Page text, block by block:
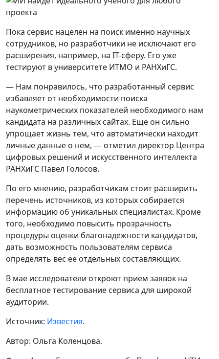
Пока сервис нацелен на поиск именно научных
сотрудников, но разработчики не исключают его
расширения, например, на IT-сферу. Его уже
тестируют в университете ИТМО и РАНХиГС.
— Нам понравилось, что разработанный сервис
избавляет от необходимости поиска
наукометрических показателей необходимого нам
кандидата на различных сайтах. Еще он сильно
упрощает жизнь тем, что автоматически находит
личные данные о нем, — отметил директор Центра
цифровых решений и искусственного интеллекта
РАНХиГС Павел Голосов.
По его мнению, разработчикам стоит расширить
перечень источников, из которых собирается
информацию об уникальных специалистах. Кроме
того, необходимо повысить прозрачность
процедуры оценки благонадежности кандидатов,
дать возможность пользователям сервиса
определять вес ее отдельных составляющих.
В мае исследователи откроют прием заявок на
бесплатное тестирование сервиса для широкой
аудитории.
Источник: Известия.
Автор: Ольга Коленцова.